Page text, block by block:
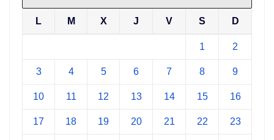
L M X J V S D
1 2
3 4 5 6 7 8 9
10 11 12 13 14 15 16
17 18 19 20 21 22 23